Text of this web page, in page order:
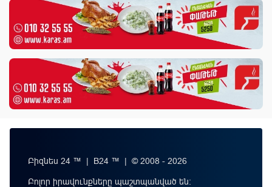
Բիզնես 24 ™ | B24 ™ | © 2008 - 2026
Բոլոր իրավունքները պաշտպանված են: